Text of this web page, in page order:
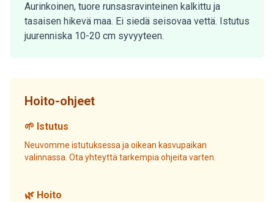
Aurinkoinen, tuore runsasravinteinen kalkittu ja
tasaisen hikevä maa. Ei siedä seisovaa vettä. Istutus
juurenniska 10-20 cm syvyyteen.
Hoito-ohjeet
🌱 Istutus
Neuvomme istutuksessa ja oikean kasvupaikan
valinnassa. Ota yhteyttä tarkempia ohjeita varten.
🌿 Hoito